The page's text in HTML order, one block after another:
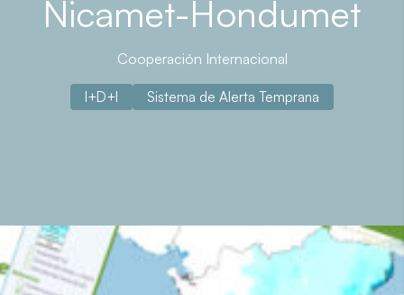
Nicamet-Hondumet
Cooperación Internacional
I+D+I Sistema de Alerta Temprana
Sobre el proyecto